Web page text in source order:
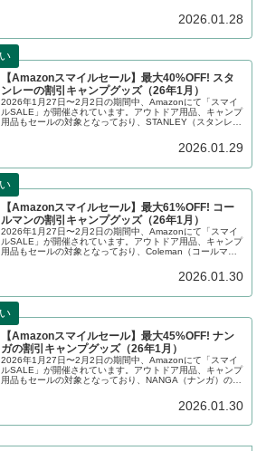
2026.01.28
【Amazonスマイルセール】最大40%OFF! スタ
ンレーの割引キャンプグッズ（26年1月）
2026年1月27日〜2月2日の期間中、Amazonにて「スマイ
ルSALE」が開催されています。アウトドア用品、キャンプ
用品もセールの対象となっており、STANLEY（スタンレ
2026.01.29
【Amazonスマイルセール】最大61%OFF! コー
ルマンの割引キャンプグッズ（26年1月）
2026年1月27日〜2月2日の期間中、Amazonにて「スマイ
ルSALE」が開催されています。アウトドア用品、キャンプ
用品もセールの対象となっており、Coleman（コールマ
2026.01.30
【Amazonスマイルセール】最大45%OFF! ナン
ガの割引キャンプグッズ（26年1月）
2026年1月27日〜2月2日の期間中、Amazonにて「スマイ
ルSALE」が開催されています。アウトドア用品、キャンプ
用品もセールの対象となっており、NANGA（ナンガ）のキ
2026.01.30